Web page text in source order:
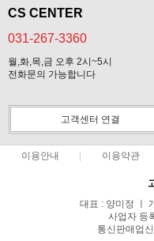
CS CENTER
031-267-3360
월,화,목,금 오후 2시~5시
전화문의 가능합니다
고객센터 연결
이용안내 이용약관
대표 : 양미정 ㅣ
사업자 등
통신판매업